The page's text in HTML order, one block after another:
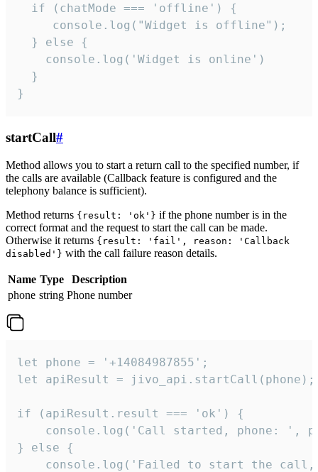
  if (chatMode === 'offline') {
     console.log("Widget is offline");
  } else {
    console.log('Widget is online')
  }
}
startCall#
Method allows you to start a return call to the specified number, if
the calls are available (Callback feature is configured and the
telephony balance is sufficient).
Method returns {result: 'ok'} if the phone number is in the
correct format and the request to start the call can be made.
Otherwise it returns {result: 'fail', reason: 'Callback
disabled'} with the call failure reason details.
Name Type
Description
phone string Phone number
let phone = '+14084987855';
let apiResult = jivo_api.startCall(phone);
if (apiResult.result === 'ok') {
console.log('Call started, phone: ',
} else {
console.log('Failed to start the